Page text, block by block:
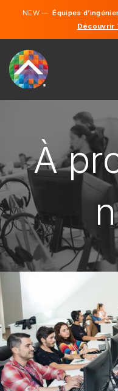
NEW —Équipes
Découvrir
COMMENT ÇA MARCHE?
CARRIÈRES
ENGAGER
CANADA
FR
À